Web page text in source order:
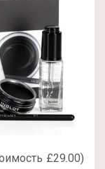
£29.00)